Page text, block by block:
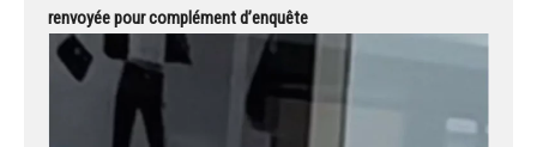
renvoyée pour complément d’enquête